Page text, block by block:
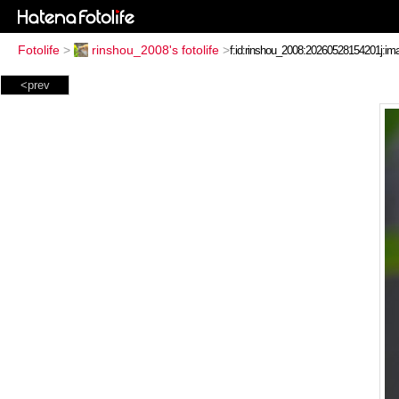
Fotolife > rinshou_2008's fotolife >
<prev